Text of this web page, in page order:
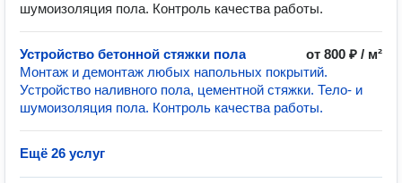
шумоизоляция пола. Контроль качества работы.
Устройство бетонной стяжки пола
от 800 ₽ / м²
Монтаж и демонтаж любых напольных покрытий.
Устройство наливного пола, цементной стяжки. Тело- и
шумоизоляция пола. Контроль качества работы.
Ещё 26 услуг